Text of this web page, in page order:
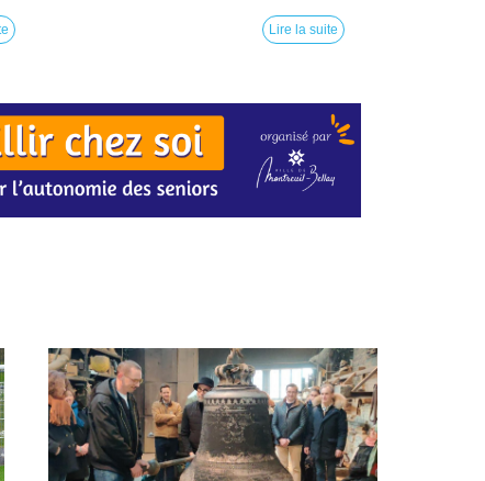
Lire la suite